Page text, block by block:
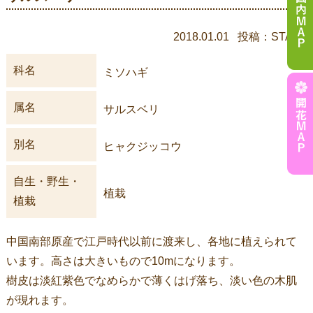
2018.01.01 投稿：STAFF
科名 ミソハギ
属名 サルスベリ
別名 ヒャクジッコウ
自生・野生・
植栽
植栽
中国南部原産で江戸時代以前に渡来し、各地に植えられて
います。高さは大きいもので10mになります。
樹皮は淡紅紫色でなめらかで薄くはげ落ち、淡い色の木肌
が現れます。